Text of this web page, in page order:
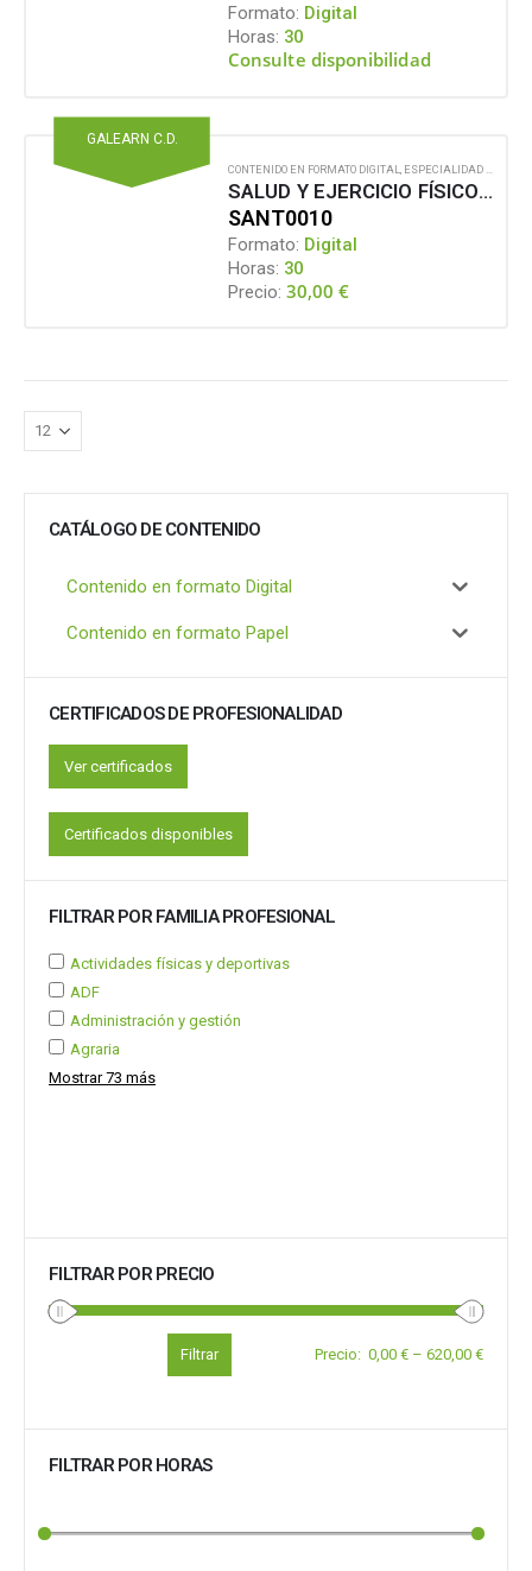
Formato: Digital
Horas: 30
Consulte disponibilidad
GALEARN C.D.
CONTENIDO EN FORMATO DIGITAL ESPECIALIDAD FORMATIVA
SALUD Y EJERCICIO FÍSICO PARA LA ESPALDA
SANT0010
Formato: Digital
Horas: 30
Precio: 30,00€
CATÁLOGO DE CONTENIDO
Contenido en formato Digital
Contenido en formato Papel
CERTIFICADOS DE PROFESIONALIDAD
Ver certificados
Certificados disponibles
FILTRAR POR FAMILIA PROFESIONAL
Actividades físicas y deportivas
ADF
Administración y gestión
Agraria
Mostrar 73 más
FILTRAR POR PRECIO
Filtrar Precio: 0,00 € – 620,00 €
FILTRAR POR HORAS